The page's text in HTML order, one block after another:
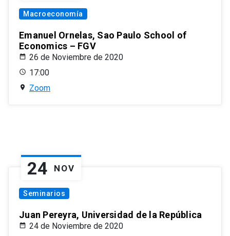
Macroeconomía
Emanuel Ornelas, Sao Paulo School of
Economics – FGV
26 de Noviembre de 2020
17:00
Zoom
24 NOV
Seminarios
Juan Pereyra, Universidad de la República
24 de Noviembre de 2020